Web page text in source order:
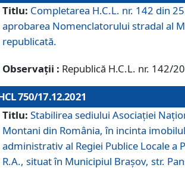
Titlu: Completarea H.C.L. nr. 142 din
aprobarea Nomenclatorului stradal al
republicată.
Observații : Republică H.C.L. nr. 142/
750/17.12.2021
Titlu: Stabilirea sediului Asociației
Montani din România, în incinta
administrativ al Regiei Publice Locale a
R.A., situat în Municipiul Braşov, str.